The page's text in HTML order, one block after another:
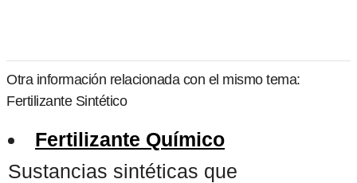
Otra información relacionada con el mismo tema:
Fertilizante Sintético
Fertilizante Químico
Sustancias sintéticas que